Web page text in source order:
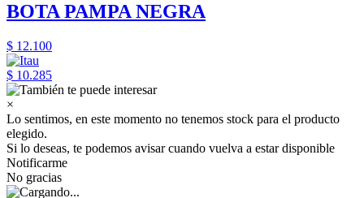
BOTA PAMPA NEGRA
$ 12.100
$ 10.285
×
Lo sentimos, en este momento no tenemos stock para el producto
elegido.
Si lo deseas, te podemos avisar cuando vuelva a estar disponible
Notificarme
No gracias